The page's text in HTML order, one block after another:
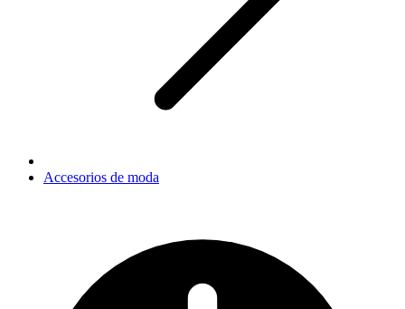
Accesorios de moda